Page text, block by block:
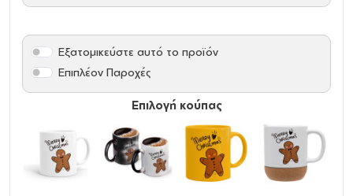
Επιλογή κούπας
Εξατομικεύστε αυτό το προϊόν
Επιπλέον Παροχές